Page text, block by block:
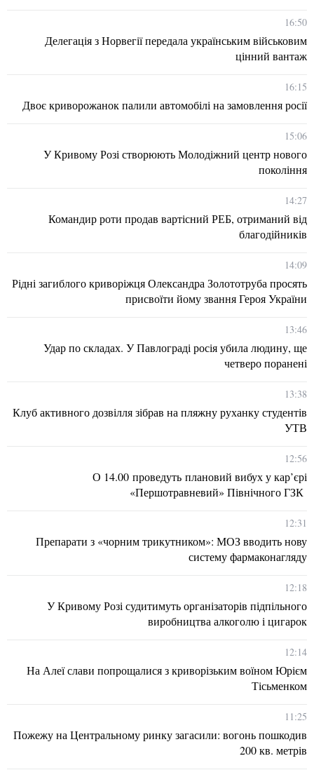
16:50
Делегація з Норвегії передала українським військовим
цінний вантаж
16:15
Двоє криворожанок палили автомобілі на замовлення росії
15:06
У Кривому Розі створюють Молодіжний центр нового
покоління
14:27
Командир роти продав вартісний РЕБ, отриманий від
благодійників
14:09
Рідні загиблого криворіжця Олександра Золототруба просять
присвоїти йому звання Героя України
13:46
Удар по складах. У Павлограді росія убила людину, ще
четверо поранені
13:38
Клуб активного дозвілля зібрав на пляжну руханку студентів
УТВ
12:56
О 14.00 проведуть плановий вибух у кар’єрі
«Першотравневий» Північного ГЗК
12:31
Препарати з «чорним трикутником»: МОЗ вводить нову
систему фармаконагляду
12:18
У Кривому Розі судитимуть організаторів підпільного
виробництва алкоголю і цигарок
12:14
На Алеї слави попрощалися з криворізьким воїном Юрієм
Тісьменком
11:25
Пожежу на Центральному ринку загасили: вогонь пошкодив
200 кв. метрів